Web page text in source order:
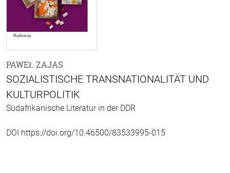
PAWEŁ ZAJAS
SOZIALISTISCHE TRANSNATIONALITÄT UND
KULTURPOLITIK
Südafrikanische Literatur in der DDR
DOI https://doi.org/10.46500/83533995-015